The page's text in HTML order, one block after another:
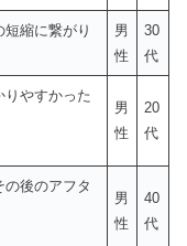
縮に繋がり
男
性
30
代
りやすかった
男
性
20
代
後のアフタ
男
性
40
代